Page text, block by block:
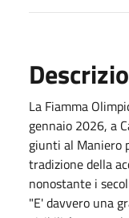
La Fiamma
gennaio 2026, a
giunti al Maniero
tradizione della
nonostante i
"E' davvero una